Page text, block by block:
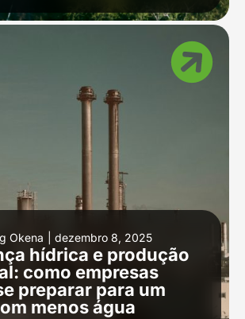
Okena dezembro 8, 2025
hídrica e produção
como empresas
preparar para um
menos água